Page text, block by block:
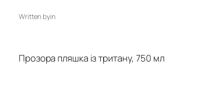
Written byin
Прозора пляшка із тритану, 750 мл